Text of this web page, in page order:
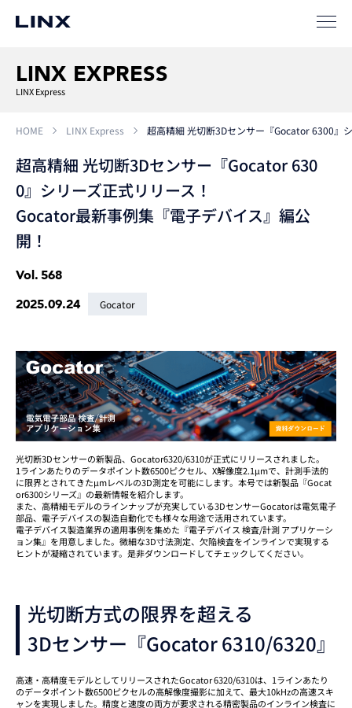
LINX EXPRESS
LINX Express
HOME LINX Express 超高精細 光切断3Dセンサー『Gocator 6300』
超高精細 光切断3Dセンサー『Gocator 630
0』シリーズ正式リリース！
Gocator最新事例集『電子デバイス』編公
開！
Vol. 568
2025.09.24
Gocator
光切断3Dセンサーの新製品、Gocator6320/6310が正式にリリースされました。
1ラインあたりのデータポイント数6500ピクセル、X解像度2.1μmで、計測手法的
に限界とされてきたμmレベルの3D測定を可能にします。本号では新製品『Gocat
or6300シリーズ』の最新情報を紹介します。
また、高精細モデルのラインナップが充実している3DセンサーGocatorは電気電子
部品、電子デバイスの製造自動化でも様々な用途で活用されています。
電子デバイス製造業界の適用事例を集めた『電子デバイス 検査/計測 アプリケーシ
ョン集』を用意しました。微細な3D寸法測定、欠陥検査をインラインで実現する
ヒントが凝縮されています。是非ダウンロードしてチェックしてください。
光切断方式の限界を超える
3Dセンサー『Gocator 6310/6320』
高速・高精度モデルとしてリリースされたGocator 6320/6310は、1ラインあたり
のデータポイント数6500ピクセルの高解像度撮影に加えて、最大10kHzの高速スキ
ャンを実現しました。精度と速度の両方が要求される精密製品のインライン検査に